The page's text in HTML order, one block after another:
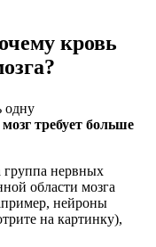
кровь
одну
требует больше
группа нервных
области мозга
нейроны
на картинку),